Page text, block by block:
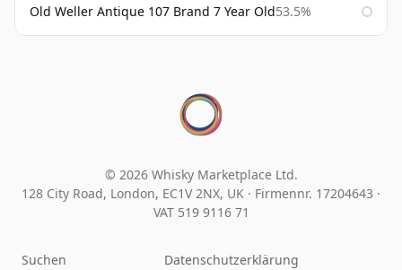
Old Weller Antique 107 Brand 7 Year Old53.5%
© 2026 Whisky Marketplace Ltd.
128 City Road, London, EC1V 2NX, UK · Firmennr. 17204643 ·
VAT 519 9116 71
Suchen Datenschutzerklärung